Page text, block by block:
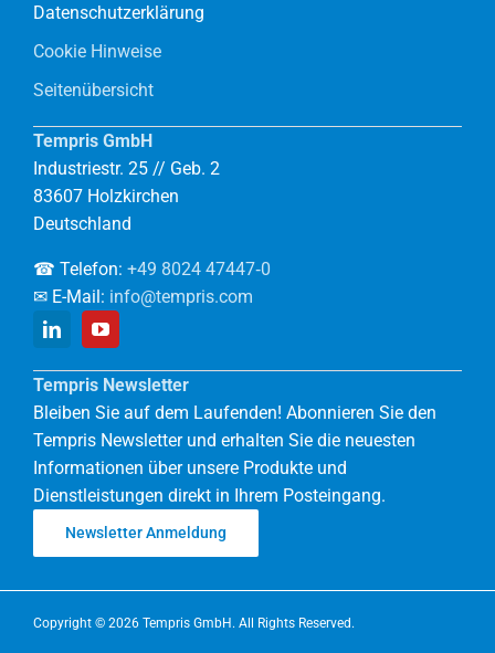
Datenschutzerklärung
Cookie Hinweise
Seitenübersicht
Tempris GmbH
Industriestr. 25 // Geb. 2
83607 Holzkirchen
Deutschland
☎ Telefon: +49 8024 47447‑0
✉ E-Mail: info@tempris.com
Tempris Newsletter
Bleiben Sie auf dem Laufenden! Abonnieren Sie den
Tempris Newsletter und erhalten Sie die neuesten
Informationen über unsere Produkte und
Dienstleistungen direkt in Ihrem Posteingang.
Newsletter Anmeldung
Copyright © 2026 Tempris GmbH. All Rights Reserved.